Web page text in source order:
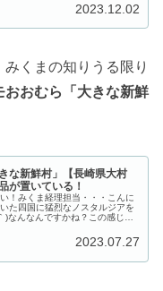
2023.12.02
くまの知りうる限り
おおむら「大きな新鮮
な新鮮村」【長崎県大村
が置いている！
！みくま経理担当・・・こんに
た四国に猛烈なノスタルジアを
)なんなんですかね？この感じ。
2023.07.27